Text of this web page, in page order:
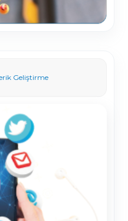
Geliştirme